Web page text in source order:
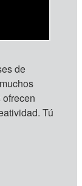
de
Tú